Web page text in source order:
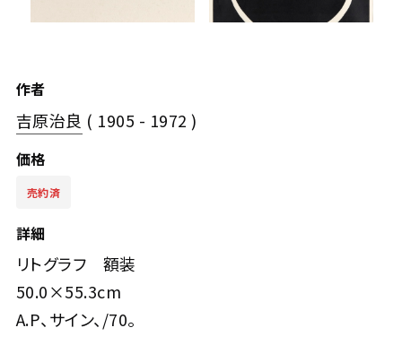
作者
吉原治良 ( 1905 - 1972 )
価格
詳細
リトグラフ 額装
50.0×55.3cm
A.P、サイン、/70。